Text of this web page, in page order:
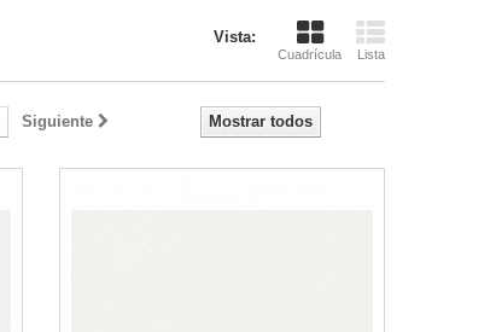
Vista:
Cuadrícula Lista
Mostrar todos
Siguiente